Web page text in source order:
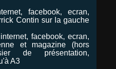
facebook, ecran,
Contin sur la gauche
facebook, ecran,
et magazine (hors
de présentation,
A3